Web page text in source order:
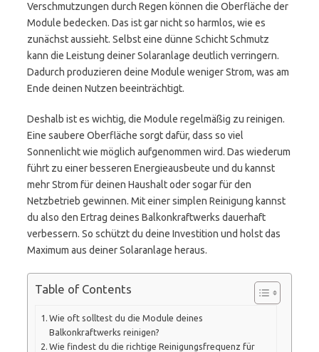
Verschmutzungen durch Regen können die Oberfläche der
Module bedecken. Das ist gar nicht so harmlos, wie es
zunächst aussieht. Selbst eine dünne Schicht Schmutz
kann die Leistung deiner Solaranlage deutlich verringern.
Dadurch produzieren deine Module weniger Strom, was am
Ende deinen Nutzen beeinträchtigt.
Deshalb ist es wichtig, die Module regelmäßig zu reinigen.
Eine saubere Oberfläche sorgt dafür, dass so viel
Sonnenlicht wie möglich aufgenommen wird. Das wiederum
führt zu einer besseren Energieausbeute und du kannst
mehr Strom für deinen Haushalt oder sogar für den
Netzbetrieb gewinnen. Mit einer simplen Reinigung kannst
du also den Ertrag deines Balkonkraftwerks dauerhaft
verbessern. So schützt du deine Investition und holst das
Maximum aus deiner Solaranlage heraus.
Table of Contents
Wie oft solltest du die Module deines
Balkonkraftwerks reinigen?
Wie findest du die richtige Reinigungsfrequenz für